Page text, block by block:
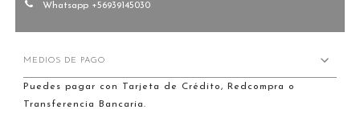
Whatsapp +56939145030
MEDIOS DE PAGO
Puedes pagar con Tarjeta de Crédito, Redcompra o
Transferencia Bancaria.